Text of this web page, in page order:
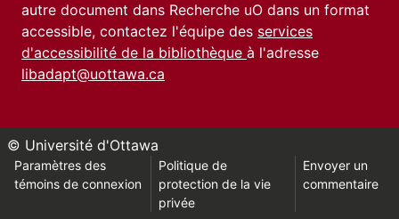
autre document dans Recherche uO dans un format
accessible, contactez l'équipe des services
d'accessibilité de la bibliothèque à l'adresse
libadapt@uottawa.ca
© Université d'Ottawa
Paramètres des
témoins de connexion
Politique de
protection de la vie
privée
Envoyer un
commentaire